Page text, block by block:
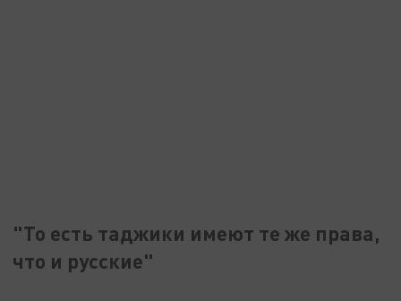
"То есть таджики имеют те же права,
что и русские"